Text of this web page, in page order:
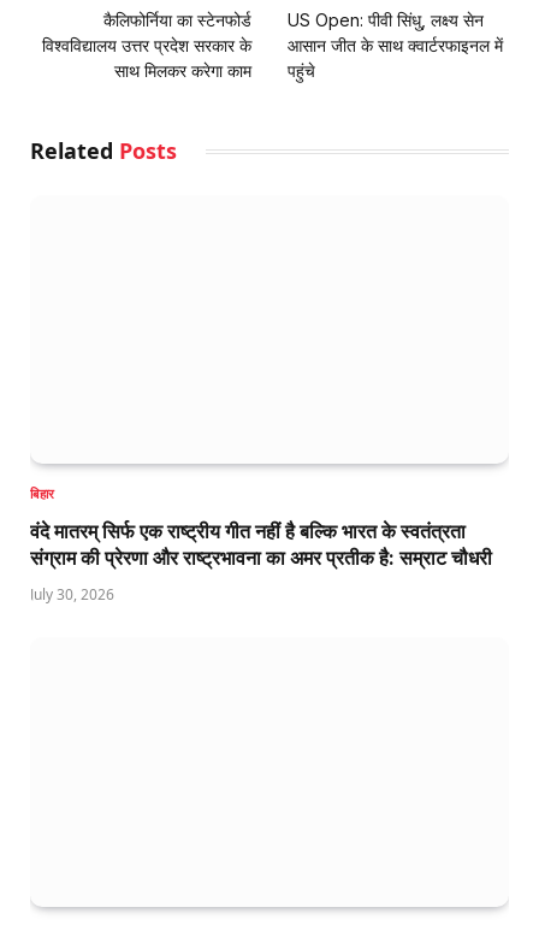
कैलिफोर्निया का स्टेनफोर्ड
विश्वविद्यालय उत्तर प्रदेश सरकार के
साथ मिलकर करेगा काम
US Open: पीवी सिंधु, लक्ष्य सेन
आसान जीत के साथ क्वार्टरफाइनल में
पहुंचे
Related Posts
बिहार
वंदे मातरम् सिर्फ एक राष्ट्रीय गीत नहीं है बल्कि भारत के स्वतंत्रता
संग्राम की प्रेरणा और राष्ट्रभावना का अमर प्रतीक है: सम्राट चौधरी
July 30, 2026